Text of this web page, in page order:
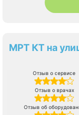
МРТ КТ на
Отзыв о сервисе
Отзыв о врачах
Отзыв об